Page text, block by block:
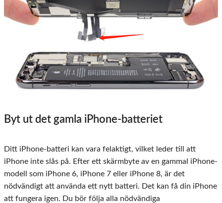
Byt ut det gamla iPhone-batteriet
Ditt iPhone-batteri kan vara felaktigt, vilket leder till att
iPhone inte slås på. Efter ett skärmbyte av en gammal iPhone-
modell som iPhone 6, iPhone 7 eller iPhone 8, är det
nödvändigt att använda ett nytt batteri. Det kan få din iPhone
att fungera igen. Du bör följa alla nödvändiga